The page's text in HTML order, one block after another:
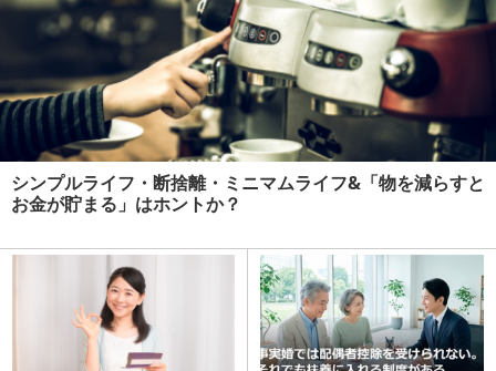
シンプルライフ・断捨離・ミニマムライフ&「物を減らすと
お金が貯まる」はホントか？